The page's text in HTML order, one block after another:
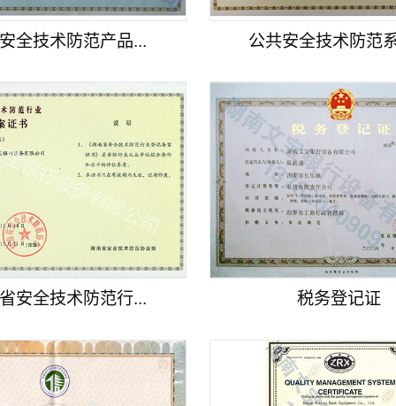
全技术防范产品... 公共安全技术防范
安全技术防范行... 税务登记证